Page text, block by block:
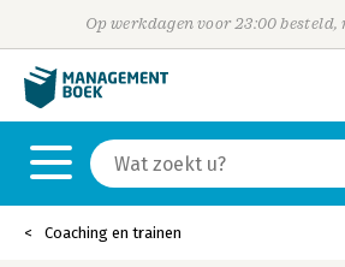
Op werkdagen voor 23:00
Coaching en trainen